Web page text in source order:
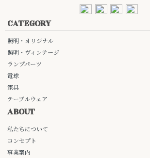
CATEGORY
照明・オリジナル
照明・ヴィンテージ
ランプパーツ
電球
家具
テーブルウェア
ABOUT
私たちについて
コンセプト
事業案内